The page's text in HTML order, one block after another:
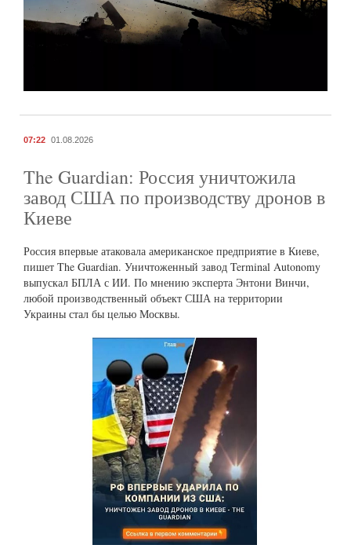
07:22 01.08.2026
The Guardian: Россия уничтожила
завод США по производству дронов в
Киеве
Россия впервые атаковала американское предприятие в Киеве,
пишет The Guardian. Уничтоженный завод Terminal Autonomy
выпускал БПЛА с ИИ. По мнению эксперта Энтони Винчи,
любой производственный объект США на территории
Украины стал бы целью Москвы.